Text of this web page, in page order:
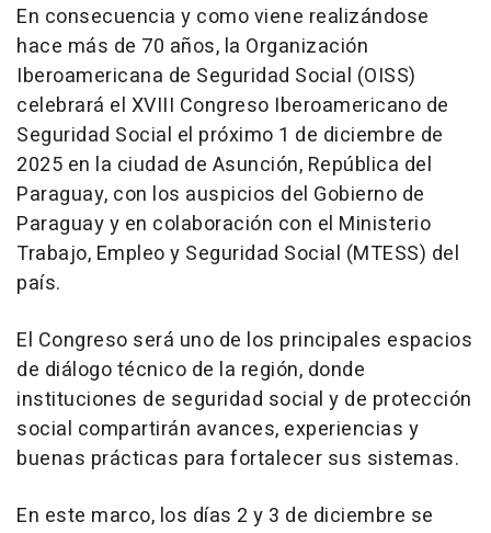
En consecuencia y como viene realizándose
hace más de 70 años, la Organización
Iberoamericana de Seguridad Social (OISS)
celebrará el XVIII Congreso Iberoamericano de
Seguridad Social el próximo 1 de diciembre de
2025 en la ciudad de Asunción, República del
Paraguay, con los auspicios del Gobierno de
Paraguay y en colaboración con el Ministerio
Trabajo, Empleo y Seguridad Social (MTESS) del
país.
El Congreso será uno de los principales espacios
de diálogo técnico de la región, donde
instituciones de seguridad social y de protección
social compartirán avances, experiencias y
buenas prácticas para fortalecer sus sistemas.
En este marco, los días 2 y 3 de diciembre se